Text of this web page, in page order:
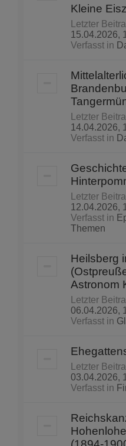
Kleine
Letzter
15.04.2026,
Verfasst in
Letzter
14.04.2026,
Verfasst in
Letzter
12.04.2026,
Verfasst in
Themen
Heilsberg
Astronom
Letzter
06.04.2026,
Verfasst in
Letzter
03.04.2026,
Verfasst in